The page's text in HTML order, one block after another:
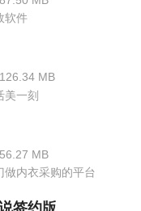
软件
126.34 MB
美一刻
56.27 MB
做内衣采购的平台